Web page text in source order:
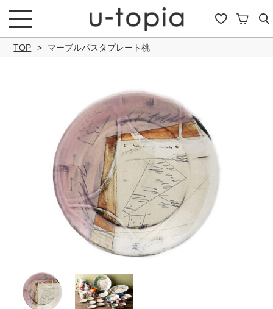
こだわり条件で絞り込み
キーワード
セール
TOP マーブルパスタプレート桃